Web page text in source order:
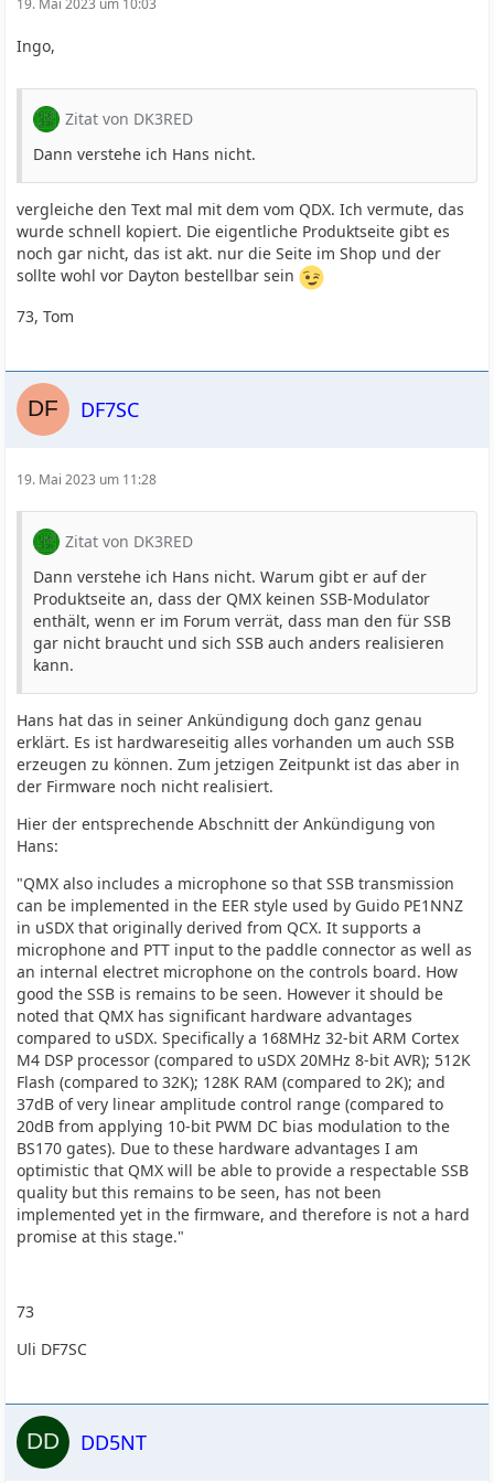
Internally the mechanical design is also similar to QCX-
The LCD board fits into the enclosure rails and the main
board is suspended below it on four 11mm nylon spacers.
Electrically, the design of QMX is largely based on QDX. It
is again an embedded SDR with the same BPF and LPF
design, same push-pull PA, and PIN diode band
switching, same PCM1804 stereo ADC chip. There are
multiple changes to the design, incremental additions to
2. Audio headphones output
3. User interface (buttons, LCD, rotary encoders)
5. RF envelope shaping
6. SWR bridge.
QDX processor is an STM32F401 running at 72 MHz. Very
powerful. With 128K Flash and 64K RAM. An 8K EEPROM
is used for parameter storage. QMX has an STM32F446
running at 168 MHz so a considerable step up. It has
parameter storage etc. The increase in processing
capabilities should provide ample opportunity for lots of
exciting future enhancements.
The audio output uses a CS4334 24-bit 48ksps stereo I2S
DAC during a dual op-amp (NE5532). The output drive is
therefore twice as powerful as QCX-mini. The 24-bit
output resolution allows digital implementation of the
volume control.
A QCX-mini uses 72mA. QCX+ is over 100mA. QDX 150mA.
Now QMX with it's more powerful processor and
additional circuits wants to consume 220mA. But for
portable operations people care about receive current.
Therefore I implemented three buck converters, for the
PIN diode forward bias on transmit (as on QDX), and for
the 5V and 3.3V supply rails. The resulting receive current
consumption of QMX is 80mA (display backlight off -
increases 6mA with display backlight on). It may be
possible to further improve the current consumption of
QMX later with some firmware changes.
components and based on the QDX PIN diode bias
generating PWM and measuring the output voltage using
signals. However I have designed out this noise. Firstly a
normal switching chip normally has a free-running RC
oscillator, these are drifty and have large phase noise; it
19. Mai 2023 um 10:03
Ingo,
Zitat von DK3RED
Dann verstehe ich Hans nicht.
vergleiche den Text mal mit dem vom QDX. Ich vermute, das
wurde schnell kopiert. Die eigentliche Produktseite gibt es
noch gar nicht, das ist akt. nur die Seite im Shop und der
sollte wohl vor Dayton bestellbar sein
73, Tom
DF7SC
19. Mai 2023 um 11:28
Zitat von DK3RED
Dann verstehe ich Hans nicht. Warum gibt er auf der
Produktseite an, dass der QMX keinen SSB-Modulator
enthält, wenn er im Forum verrät, dass man den für SSB
gar nicht braucht und sich SSB auch anders realisieren
kann.
Hans hat das in seiner Ankündigung doch ganz genau
erklärt. Es ist hardwareseitig alles vorhanden um auch SSB
erzeugen zu können. Zum jetzigen Zeitpunkt ist das aber in
der Firmware noch nicht realisiert.
Hier der entsprechende Abschnitt der Ankündigung von
Hans:
"QMX also includes a microphone so that SSB transmission
can be implemented in the EER style used by Guido PE1NNZ
in uSDX that originally derived from QCX. It supports a
microphone and PTT input to the paddle connector as well as
an internal electret microphone on the controls board. How
good the SSB is remains to be seen. However it should be
noted that QMX has significant hardware advantages
compared to uSDX. Specifically a 168MHz 32-bit ARM Cortex
M4 DSP processor (compared to uSDX 20MHz 8-bit AVR); 512K
Flash (compared to 32K); 128K RAM (compared to 2K); and
37dB of very linear amplitude control range (compared to
20dB from applying 10-bit PWM DC bias modulation to the
BS170 gates). Due to these hardware advantages I am
optimistic that QMX will be able to provide a respectable SSB
quality but this remains to be seen, has not been
implemented yet in the firmware, and therefore is not a hard
promise at this stage."
73
Uli DF7SC
DD5NT